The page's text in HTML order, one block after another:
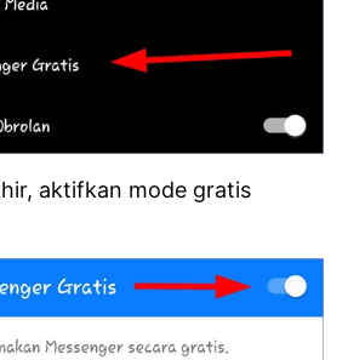
aktifkan mode gratis